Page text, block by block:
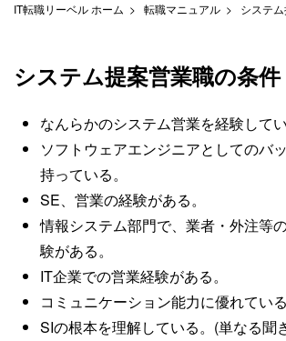
IT転職リーベル ホーム 転職マニュアル システ
システム提案営業職の条件
なんらかのシステム営業を経験してい
ソフトウェアエンジニアとしてのバ
持っている。
SE、営業の経験がある。
情報システム部門で、業者・外注等
験がある。
IT企業での営業経験がある。
コミュニケーション能力に優れている
SIの根本を理解している。(単なる聞